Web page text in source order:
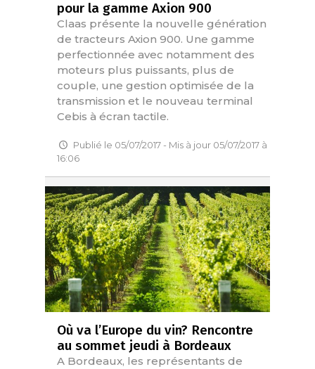
pour la gamme Axion 900
Claas présente la nouvelle génération
de tracteurs Axion 900. Une gamme
perfectionnée avec notamment des
moteurs plus puissants, plus de
couple, une gestion optimisée de la
transmission et le nouveau terminal
Cebis à écran tactile.
Publié le 05/07/2017 - Mis à jour 05/07/2017 à
16:06
Où va l’Europe du vin? Rencontre
au sommet jeudi à Bordeaux
A Bordeaux, les représentants de